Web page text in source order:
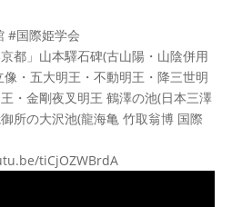
#国際姫学会
都」山本驛石碑(古山陽・山陰併用
・五大明王・不動明王・降三世明
・金剛夜叉明王 鶴澤の池(日本三澤
所の大沢池(龍海亀 竹取翁博 国際
tiCjOZWBrdA